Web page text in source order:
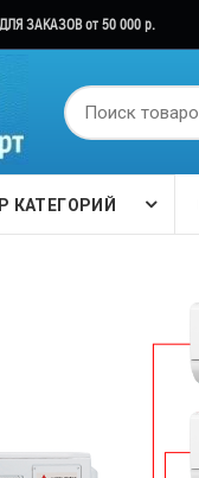
ЗАКАЗОВ от 50 000 р.
КАТЕГОРИЙ